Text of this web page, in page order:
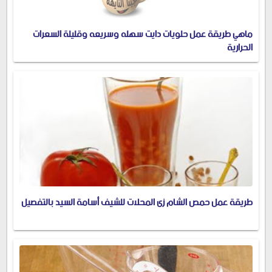
ماهي طريقة عمل حلويات دايت سهله وسريعه وقليلة السعرات
الحرارية
طريقة عمل حمص الشام زى المحلات للشيف أسامة السيد بالتفصيل